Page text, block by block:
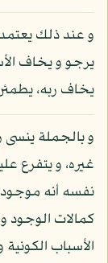
و عند ذلك
يرجو و يخاف
يخاف ربه،
و بالجملة ينسى
غيره، و يتفرع
نفسه أنه
كمالات الوجود
الأسباب